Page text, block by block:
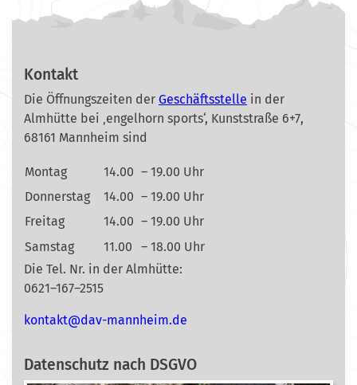
Kontakt
Die Öffnungszeiten der Geschäftsstelle in der
Almhütte bei ‚engelhorn sports‘, Kunststraße 6+7,
68161 Mannheim sind
Montag 14.00 – 19.00 Uhr
Donnerstag
14.00 – 19.00 Uhr
Freitag
14.00 – 19.00 Uhr
Samstag
11.00
– 18.00 Uhr
Die Tel. Nr. in der Almhütte:
0621–167–2515
ed.mi
ehnna
m-vad
@tkat
nok
Datenschutz nach DSGVO